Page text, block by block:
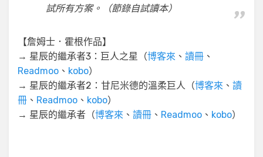
試所有方案。（節錄自試讀本）
【詹姆士．霍根作品】
→ 星辰的繼承者3：巨人之星（博客來 、 讀冊 、
Readmoo 、 kobo）
→ 星辰的繼承者2：甘尼米德的溫柔巨人（博客來 、 讀
冊 、 Readmoo 、 kobo）
→ 星辰的繼承者（博客來 、 讀冊 、 Readmoo 、 kobo）